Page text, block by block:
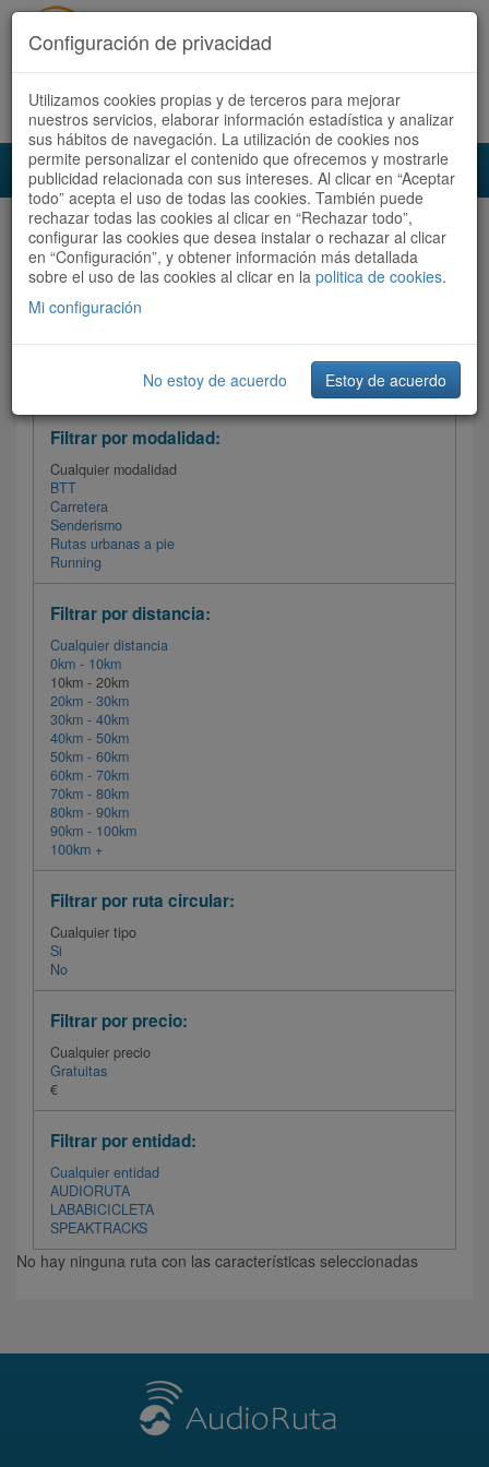
Acceder Registrate ahora Español | Català
Audioruta Todas las rutas
Todas las rutas Ordenar por:Más recientes
Filtrar las rutas
Filtrar por modalidad:
Cualquier modalidad
BTT
Carretera
Senderismo
Rutas urbanas a pie
Running
Filtrar por distancia:
Cualquier distancia
0km - 10km
10km - 20km
20km - 30km
30km - 40km
40km - 50km
50km - 60km
60km - 70km
70km - 80km
80km - 90km
90km - 100km
100km +
Filtrar por ruta circular:
Cualquier tipo
Si
No
Filtrar por precio:
Cualquier precio
Gratuitas
€
Filtrar por entidad:
Cualquier entidad
AUDIORUTA
LABABICICLETA
SPEAKTRACKS
No hay ninguna ruta con las características seleccionadas
Configuración de privacidad
Utilizamos cookies propias y de terceros para mejorar
nuestros servicios, elaborar información estadística y analizar
sus hábitos de navegación. La utilización de cookies nos
permite personalizar el contenido que ofrecemos y mostrarle
publicidad relacionada con sus intereses. Al clicar en “Aceptar
todo” acepta el uso de todas las cookies. También puede
rechazar todas las cookies al clicar en “Rechazar todo”,
configurar las cookies que desea instalar o rechazar al clicar
en “Configuración”, y obtener información más detallada
sobre el uso de las cookies al clicar en la politica de cookies.
Mi configuración
No estoy de acuerdo Estoy de acuerdo